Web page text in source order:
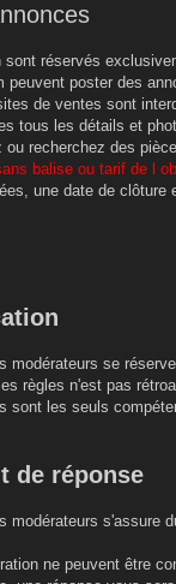
réservés
poster des
de ventes sont
tous les détails et
recherchez des
balise ou tarif de l
une date de clôture
modérateurs se
règles n'est pas
sont les seuls
de réponse
modérateurs
ne peuvent être